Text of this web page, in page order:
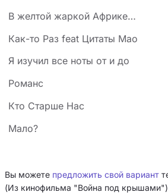
В желтой жаркой Африке…
Как-то Раз feat Цитаты Мао
Я изучил все ноты от и до
Романс
Кто Старше Нас
Мало?
Вы можете предложить свой вариант
(Из кинофильма "Война под